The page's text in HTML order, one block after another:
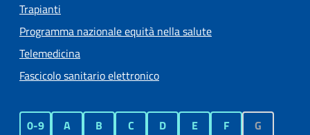
Trapianti
Programma nazionale equità nella salute
Telemedicina
Fascicolo sanitario elettronico
0-9 A B C D E F
G